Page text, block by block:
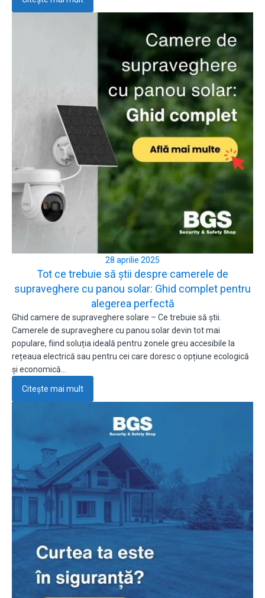
28 aprilie 2025
Tot ce trebuie să știi despre camerele de
supraveghere cu panou solar: Ghid complet pentru
alegerea perfectă
Ghid camere de supraveghere solare – Ce trebuie să știi.
Camerele de supraveghere cu panou solar devin tot mai
populare, fiind soluția ideală pentru zonele greu accesibile la
rețeaua electrică sau pentru cei care doresc o opțiune ecologică
și economică…
Citește mai mult